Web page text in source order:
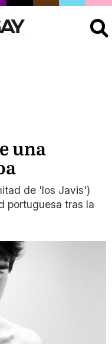
una
de 'los Javis')
portuguesa tras la